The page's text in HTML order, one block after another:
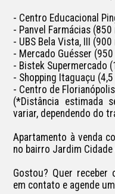
- Centro Educacional
- Panvel Farmácias (850
- UBS Bela Vista, III (900
- Mercado Guésser (950
- Bistek Supermercado
- Shopping Itaguaçu
- Centro de
(*Distância estimada
variar, dependendo do
Apartamento à venda
no bairro Jardim
Gostou? Quer receber
em contato e agende